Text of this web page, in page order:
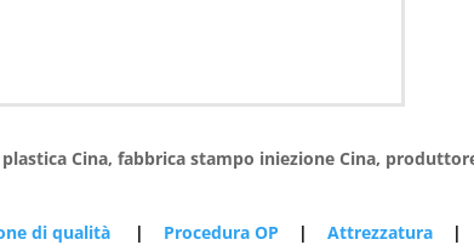
Cina, fabbrica stampo iniezione Cina,
di qualità | Procedura OP |Attrezzatura